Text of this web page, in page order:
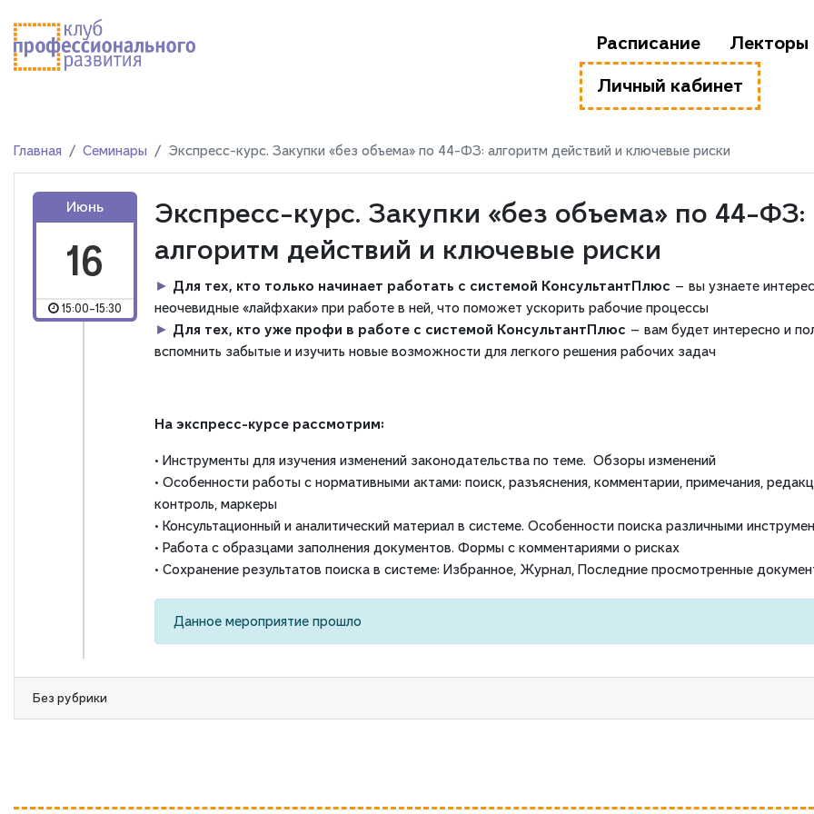
Расписание Лекторы
Личный кабинет
Главная Семинары Экспресс-курс. Закупки «без объема» по 44-ФЗ: алгоритм действий и ключевые риски
Июнь
16
15:00-15:30
Экспресс-курс. Закупки «без объема» по 44-ФЗ:
алгоритм действий и ключевые риски
► Для тех, кто только начинает работать с системой КонсультантПлюс — вы узнаете
неочевидные «лайфхаки» при работе в ней, что поможет ускорить рабочие процессы
► Для тех, кто уже профи в работе с системой КонсультантПлюс — вам будет интересно и
вспомнить забытые и изучить новые возможности для легкого решения рабочих задач
На экспресс-курсе рассмотрим:
• Инструменты для изучения изменений законодательства по теме. Обзоры изменений
• Особенности работы с нормативными актами: поиск, разъяснения, комментарии, примечания,
контроль, маркеры
• Консультационный и аналитический материал в системе. Особенности поиска различными
• Работа с образцами заполнения документов. Формы с комментариями о рисках
• Сохранение результатов поиска в системе: Избранное, Журнал, Последние просмотренные
Данное мероприятие прошло
Без рубрики